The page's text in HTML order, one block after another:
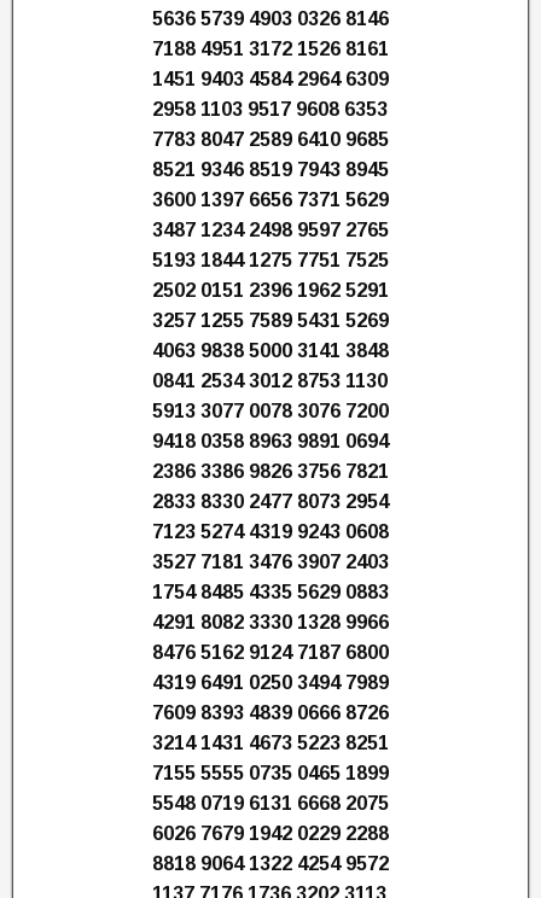
5636 5739 4903 0326 8146
7188 4951 3172 1526 8161
1451 9403 4584 2964 6309
2958 1103 9517 9608 6353
7783 8047 2589 6410 9685
8521 9346 8519 7943 8945
3600 1397 6656 7371 5629
3487 1234 2498 9597 2765
5193 1844 1275 7751 7525
2502 0151 2396 1962 5291
3257 1255 7589 5431 5269
4063 9838 5000 3141 3848
0841 2534 3012 8753 1130
5913 3077 0078 3076 7200
9418 0358 8963 9891 0694
2386 3386 9826 3756 7821
2833 8330 2477 8073 2954
7123 5274 4319 9243 0608
3527 7181 3476 3907 2403
1754 8485 4335 5629 0883
4291 8082 3330 1328 9966
8476 5162 9124 7187 6800
4319 6491 0250 3494 7989
7609 8393 4839 0666 8726
3214 1431 4673 5223 8251
7155 5555 0735 0465 1899
5548 0719 6131 6668 2075
6026 7679 1942 0229 2288
8818 9064 1322 4254 9572
1137 7176 1736 3202 3113